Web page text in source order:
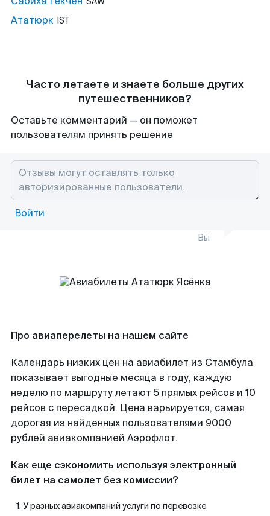
Ататюрк IST
Часто летаете и знаете больше других
путешественников?
Оставьте комментарий — он поможет
пользователям принять решение
Войти
Вы
Про авиаперелеты на нашем сайте
Календарь низких цен на авиабилет из Стамбула
показывает выгодные месяца в году, каждую
неделю по маршруту летают 5 прямых рейсов и 10
рейсов с пересадкой. Цена варьируется, самая
дорогая из найденных пользователями 9000
рублей авиакомпанией Аэрофлот.
Как еще сэкономить используя электронный
билет на самолет без комиссии?
У разных авиакомпаний услуги по перевозке